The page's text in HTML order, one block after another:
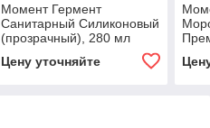
Момент Гермент
Санитарный Силиконовый
(прозрачный), 280 мл
Цену уточняйте